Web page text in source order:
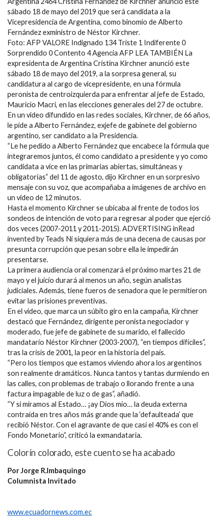
sábado 18 de mayo del 2019 que será candidata a la
Vicepresidencia de Argentina, como binomio de Alberto
Fernández exministro de Néstor Kirchner.
Foto: AFP VALORE Indignado 134 Triste 1 Indiferente 0
Sorprendido 0 Contento 4 Agencia AFP LEA TAMBIÉN La
expresidenta de Argentina Cristina Kirchner anunció este
sábado 18 de mayo del 2019, a la sorpresa general, su
candidatura al cargo de vicepresidente, en una fórmula
peronista de centroizquierda para enfrentar al jefe de Estado,
Mauricio Macri, en las elecciones generales del 27 de octubre.
En un video difundido en las redes sociales, Kirchner, de 66 años,
le pide a Alberto Fernández, exjefe de gabinete del gobierno
argentino, ser candidato a la Presidencia.
“Le he pedido a Alberto Fernández que encabece la fórmula que
integraremos juntos, él como candidato a presidente y yo como
candidata a vice en las primarias abiertas, simultáneas y
obligatorias” del 11 de agosto, dijo Kirchner en un sorpresivo
mensaje con su voz, que acompañaba a imágenes de archivo en
un video de 12 minutos.
Hasta el momento Kirchner se ubicaba al frente de todos los
sondeos de intención de voto para regresar al poder que ejerció
dos veces (2007-2011 y 2011-2015). ADVERTISING inRead
invented by Teads Ni siquiera más de una decena de causas por
presunta corrupción que pesan sobre ella le impedirán
presentarse.
La primera audiencia oral comenzará el próximo martes 21 de
mayo y el juicio durará al menos un año, según analistas
judiciales. Además, tiene fueros de senadora que le permitieron
evitar las prisiones preventivas.
En el video, que marca un súbito giro en la campaña, Kirchner
destacó que Fernández, dirigente peronista negociador y
moderado, fue jefe de gabinete de su marido, el fallecido
mandatario Néstor Kirchner (2003-2007), “en tiempos difíciles”,
tras la crisis de 2001, la peor en la historia del país.
“Pero los tiempos que estamos viviendo ahora los argentinos
son realmente dramáticos. Nunca tantos y tantas durmiendo en
las calles, con problemas de trabajo o llorando frente a una
factura impagable de luz o de gas”, añadió.
“Y si miramos al Estado… ¡ay Dios mío… la deuda externa
contraída en tres años más grande que la ‘defaulteada’ que
recibió Néstor. Con el agravante de que casi el 40% es con el
Fondo Monetario”, criticó la exmandataria.
Colorín colorado, este cuento se ha acabado
Por Jorge R.Imbaquingo
Columnista Invitado
www.ecuadornews.com.ec